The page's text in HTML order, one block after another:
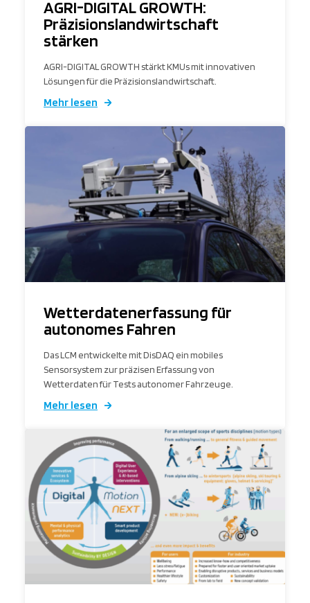
AGRI-DIGITAL GROWTH:
Präzisionslandwirtschaft
stärken
AGRI-DIGITAL GROWTH stärkt KMUs mit innovativen
Lösungen für die Präzisionslandwirtschaft.
Mehr lesen
Wetterdatenerfassung für
autonomes Fahren
Das LCM entwickelte mit DisDAQ ein mobiles
Sensorsystem zur präzisen Erfassung von
Wetterdaten für Tests autonomer Fahrzeuge.
Mehr lesen